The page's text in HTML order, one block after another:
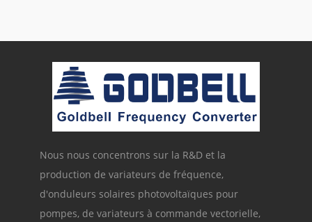
Nous nous concentrons sur la R&D et la
production de variateurs de fréquence,
d'onduleurs solaires photovoltaïques pour
pompes, de variateurs à commande vectorielle,